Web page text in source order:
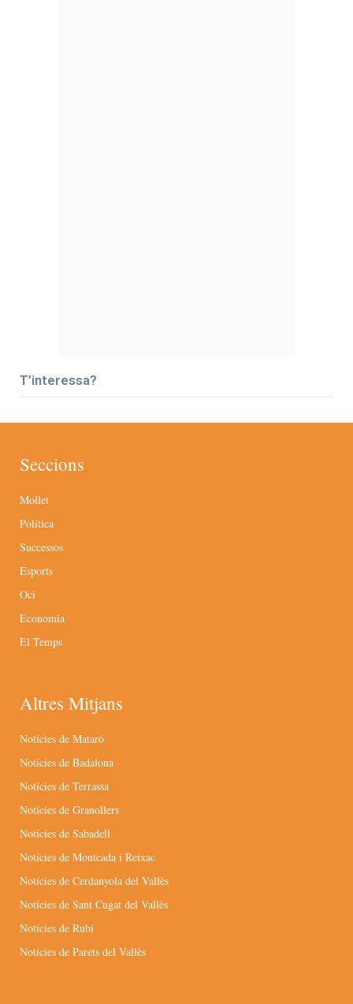
T’interessa?
Seccions
Mollet
Política
Successos
Esports
Oci
Economia
El Temps
Altres Mitjans
Notícies de Mataró
Notícies de Badalona
Notícies de Terrassa
Notícies de Granollers
Notícies de Sabadell
Notícies de Montcada i Reixac
Notícies de Cerdanyola del Vallès
Notícies de Sant Cugat del Vallès
Notícies de Rubí
Notícies de Parets del Vallès